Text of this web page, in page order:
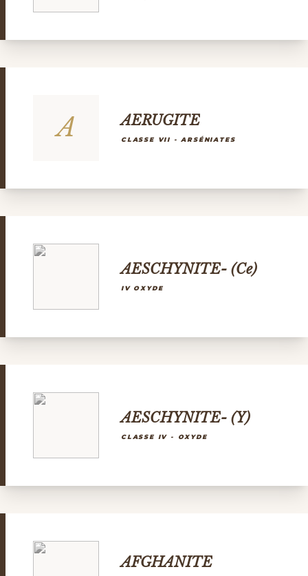
A AERUGITE
CLASSE VII - ARSÉNIATES
AESCHYNITE- (Ce)
IV OXYDE
AESCHYNITE- (Y)
CLASSE IV - OXYDE
AFGHANITE